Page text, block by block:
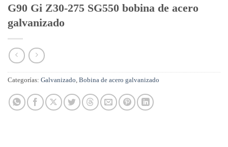
G90 Gi Z30-275 SG550 bobina de acero
galvanizado
Categorías: Galvanizado Bobina de acero galvanizado